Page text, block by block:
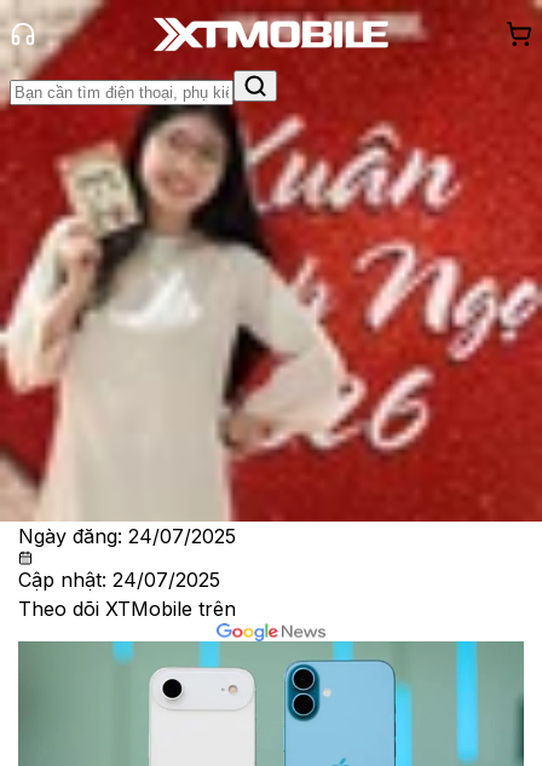
Trang chủ
Tin tức
So Sánh
Tin MớiĐánh Giá - Trên Tay So SánhTư vấnKhuyến
mãi
Thủ thuậtHỏi đáp App - GameThông báoKhách
hàng - Sự kiện
iPhone Air và iPhone 16 Plus: Điểm
nhấn nào sẽ khiến bạn 'xuống
tiền'?
Lê Thị Huỳnh Như
Ngày đăng: 24/07/2025
Cập nhật: 24/07/2025
Theo dõi XTMobile trên